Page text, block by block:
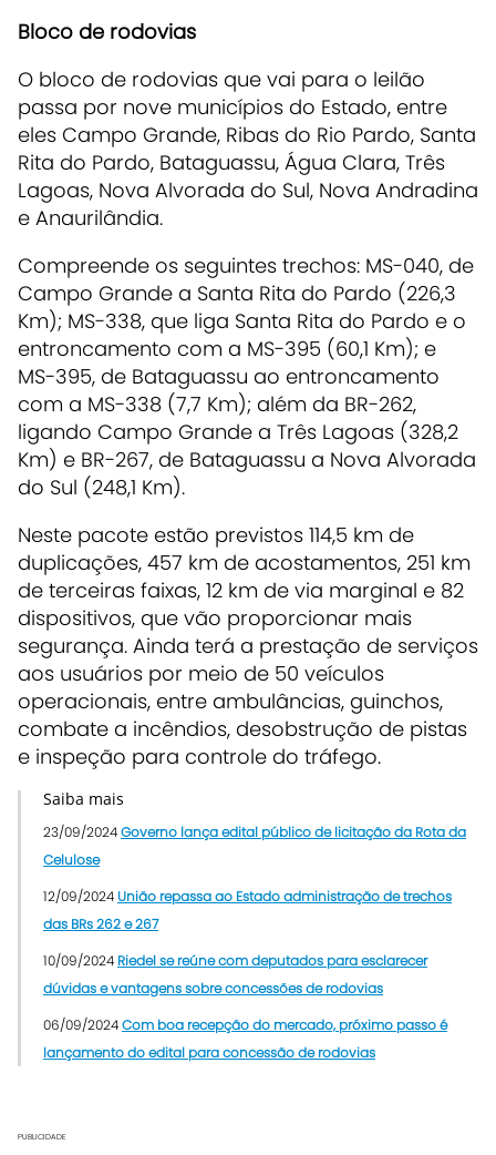
Bloco de rodovias
O bloco de rodovias que vai para o leilão
passa por nove municípios do Estado, entre
eles Campo Grande, Ribas do Rio Pardo, Santa
Rita do Pardo, Bataguassu, Água Clara, Três
Lagoas, Nova Alvorada do Sul, Nova Andradina
e Anaurilândia.
Compreende os seguintes trechos: MS-040, de
Campo Grande a Santa Rita do Pardo (226,3
Km); MS-338, que liga Santa Rita do Pardo e o
entroncamento com a MS-395 (60,1 Km); e
MS-395, de Bataguassu ao entroncamento
com a MS-338 (7,7 Km); além da BR-262,
ligando Campo Grande a Três Lagoas (328,2
Km) e BR-267, de Bataguassu a Nova Alvorada
do Sul (248,1 Km).
Neste pacote estão previstos 114,5 km de
duplicações, 457 km de acostamentos, 251 km
de terceiras faixas, 12 km de via marginal e 82
dispositivos, que vão proporcionar mais
segurança. Ainda terá a prestação de serviços
aos usuários por meio de 50 veículos
operacionais, entre ambulâncias, guinchos,
combate a incêndios, desobstrução de pistas
e inspeção para controle do tráfego.
Saiba mais
23/09/2024Governo lança edital público de licitação da Rota da
Celulose
12/09/2024 União repassa ao Estado administração de trechos
das BRs 262 e 267
10/09/2024 Riedel se reúne com deputados para esclarecer
dúvidas e vantagens sobre concessões de rodovias
06/09/2024Com boa recepção do mercado, próximo passo é
lançamento do edital para concessão de rodovias
PUBLICIDADE